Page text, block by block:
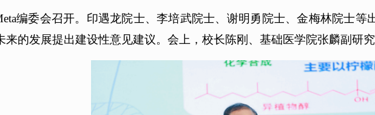
编委会召开。印遇龙院士、李培武院士、谢明勇院士、金梅林院士等
的发展提出建设性意见建议。会上，校长陈刚、基础医学院张麟副研